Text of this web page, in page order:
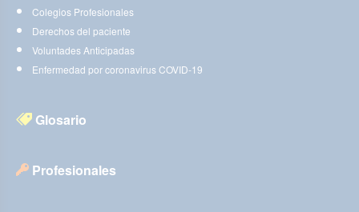
Colegios Profesionales
Derechos del paciente
Voluntades Anticipadas
Enfermedad por coronavirus COVID-19
Glosario
Profesionales